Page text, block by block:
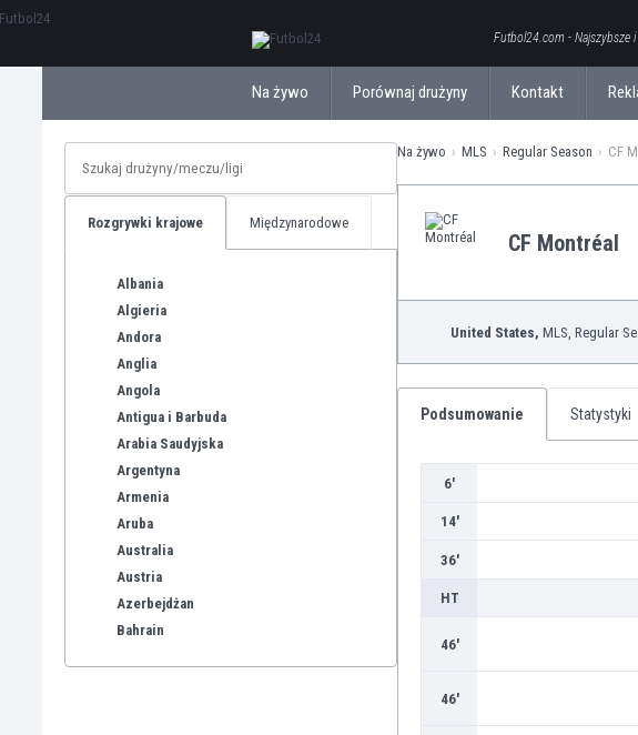
Futbol24.com - Najszybsze
Na żywo Porównaj drużyny Kontakt
Rozgrywki krajowe Międzynarodowe
Albania
Algieria
Andora
Anglia
Angola
Antigua i Barbuda
Arabia Saudyjska
Argentyna
Armenia
Aruba
Australia
Austria
Azerbejdżan
Bahrain
Na żywo MLS Regular Season CF
CF Montréal
United States, MLS , Regular
Podsumowanie Statystyki
6'
14'
36'
HT
46'
46'